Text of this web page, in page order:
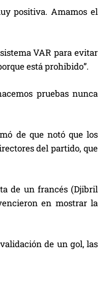
positiva. Amamos el
VAR para evitar
está prohibido”.
pruebas nunca
de que notó que los
del partido, que
de un francés (Djibril
en mostrar la
de un gol, las